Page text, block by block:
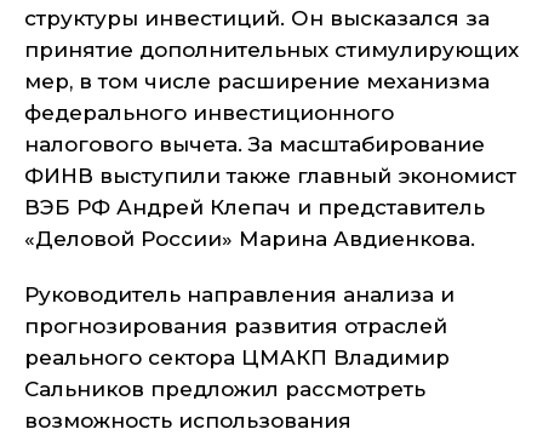
структуры инвестиций. Он высказался за
принятие дополнительных стимулирующих
мер, в том числе расширение механизма
федерального инвестиционного
налогового вычета. За масштабирование
ФИНВ выступили также главный экономист
ВЭБ РФ Андрей Клепач и представитель
«Деловой России» Марина Авдиенкова.
Руководитель направления анализа и
прогнозирования развития отраслей
реального сектора ЦМАКП Владимир
Сальников предложил рассмотреть
возможность использования